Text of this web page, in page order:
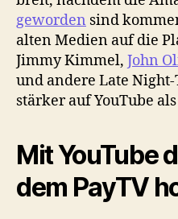
geworden sind
alten Medien auf die
Jimmy Kimmel, John
und andere Late
stärker auf YouTube
Mit YouTube
dem PayTV